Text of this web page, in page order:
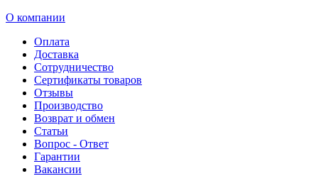
О компании
Оплата
Доставка
Сотрудничество
Сертификаты товаров
Отзывы
Производство
Возврат и обмен
Статьи
Вопрос - Ответ
Гарантии
Вакансии